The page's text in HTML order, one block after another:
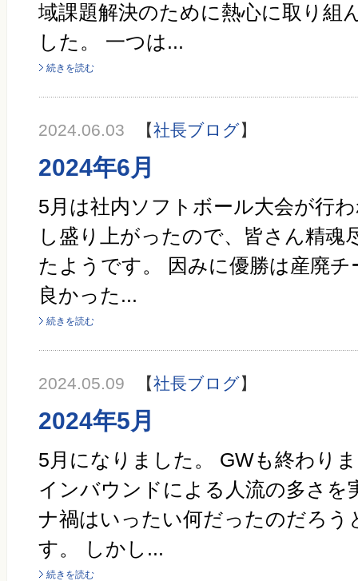
域課題解決のために熱心に取り組
した。 一つは...
続きを読む
2024.06.03 【社長ブログ】
2024年6月
5月は社内ソフトボール大会が行
し盛り上がったので、皆さん精魂
たようです。 因みに優勝は産廃
良かった...
続きを読む
2024.05.09 【社長ブログ】
2024年5月
5月になりました。 GWも終わり
インバウンドによる人流の多さを
ナ禍はいったい何だったのだろう
す。 しかし...
続きを読む